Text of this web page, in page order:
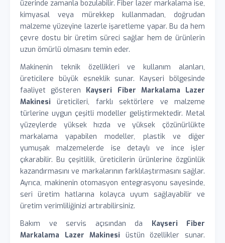
üzerinde zamanla bozulabilir. Fiber lazer markalama ise,
kimyasal veya mürekkep kullanmadan, doğrudan
malzeme yüzeyine lazerle işaretleme yapar. Bu da hem
çevre dostu bir üretim süreci sağlar hem de ürünlerin
uzun ömürlü olmasını temin eder.
Makinenin teknik özellikleri ve kullanım alanları,
üreticilere büyük esneklik sunar. Kayseri bölgesinde
faaliyet gösteren Kayseri Fiber Markalama Lazer
Makinesi üreticileri, farklı sektörlere ve malzeme
türlerine uygun çeşitli modeller geliştirmektedir. Metal
yüzeylerde yüksek hızda ve yüksek çözünürlükte
markalama yapabilen modeller, plastik ve diğer
yumuşak malzemelerde ise detaylı ve ince işler
çıkarabilir. Bu çeşitlilik, üreticilerin ürünlerine özgünlük
kazandırmasını ve markalarının farklılaştırmasını sağlar.
Ayrıca, makinenin otomasyon entegrasyonu sayesinde,
seri üretim hatlarına kolayca uyum sağlayabilir ve
üretim verimliliğinizi artırabilirsiniz.
Bakım ve servis açısından da Kayseri Fiber
Markalama Lazer Makinesi üstün özellikler sunar.